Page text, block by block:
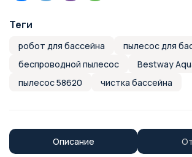
Теги
робот для бассейна
пылесос для
беспроводной пылесос
Bestway
пылесос 58620
чистка бассейна
Описание